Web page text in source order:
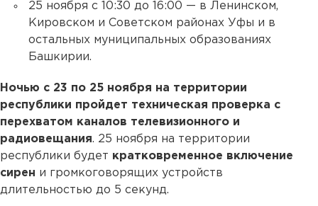
25 ноября с 10:30 до 16:00 — в Ленинском,
Кировском и Советском районах Уфы и в
остальных муниципальных образованиях
Башкирии.
Ночью с 23 по 25 ноября на территории
республики пройдет техническая проверка с
перехватом каналов телевизионного и
радиовещания. 25 ноября на территории
республики будет кратковременное включение
сирен и громкоговорящих устройств
длительностью до 5 секунд.